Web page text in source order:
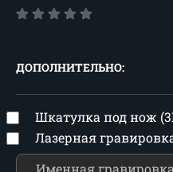
ДОПОЛНИТЕЛЬНО:
Шкатулка под нож
Лазерная